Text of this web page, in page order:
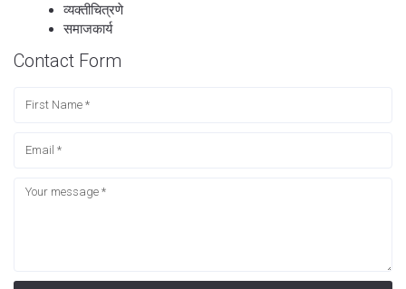
व्यक्तीचित्रणे
समाजकार्य
Contact Form